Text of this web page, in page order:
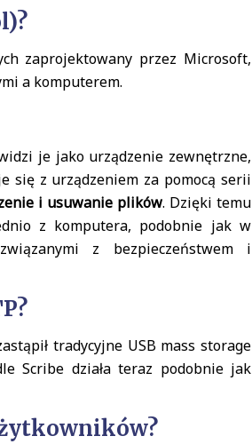
zaprojektowany przez Microsoft,
a komputerem.
je jako urządzenie zewnętrzne,
się z urządzeniem za pomocą serii
i usuwanie plików. Dzięki temu
z komputera, podobnie jak w
z bezpieczeństwem i
tradycyjne USB mass storage
Scribe działa teraz podobnie jak